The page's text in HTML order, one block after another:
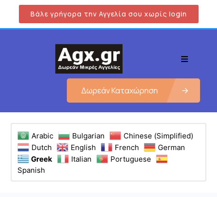
Βάλε γρήγορα την Αγγελία σου χωρίς login
Δωρεάν Καταχώρηση
Arabic Bulgarian
Chinese (Simplified)
Dutch
English French
German
Greek
Italian
Portuguese
Spanish